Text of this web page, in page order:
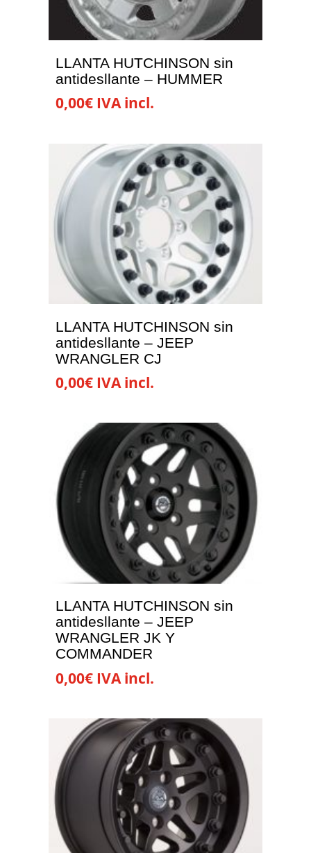
LLANTA HUTCHINSON sin
antidesllante – HUMMER
0,00€ IVA incl.
LLANTA HUTCHINSON sin
antidesllante – JEEP
WRANGLER CJ
0,00€ IVA incl.
LLANTA HUTCHINSON sin
antidesllante – JEEP
WRANGLER JK Y
COMMANDER
0,00€ IVA incl.